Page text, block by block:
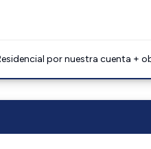
por nuestra cuenta +